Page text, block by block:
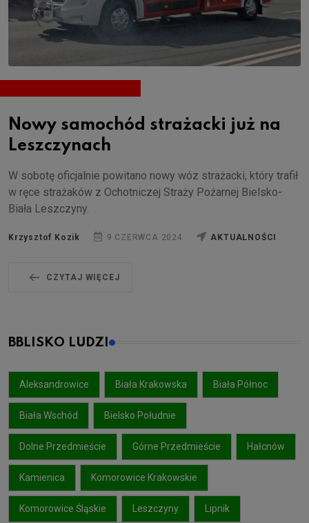
Nowy samochód strażacki już na
Leszczynach
W sobotę oficjalnie powitano nowy wóz strażacki, który trafił
w ręce strażaków z Ochotniczej Straży Pożarnej Bielsko-
Biała Leszczyny.
Krzysztof Kozik 9 CZERWCA 2024 AKTUALNOŚCI
CZYTAJ WIĘCEJ
BBLISKO LUDZI
Aleksandrowice Biała Krakowska Biała Północ
Biała Wschód Bielsko Południe
Dolne Przedmieście Górne Przedmieście Hałcnów
Kamienica Komorowice Krakowskie
Komorowice Śląskie Leszczyny Lipnik